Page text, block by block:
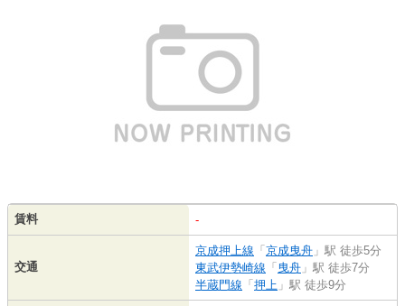
賃料 -
交通
京成押上線 「 京成曳舟 」駅 徒歩5分
東武伊勢崎線 「 曳舟 」駅 徒歩7分
半蔵門線 「 押上 」駅 徒歩9分